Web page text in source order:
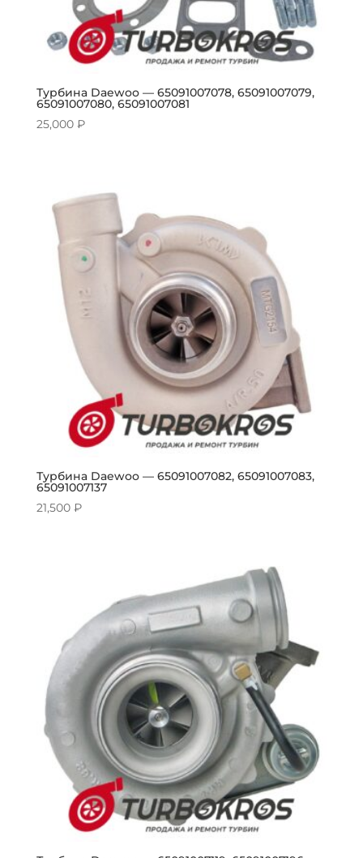
Турбина Daewoo — 65091007078, 65091007079,
65091007080, 65091007081
25,000 ₽
Турбина Daewoo — 65091007082, 65091007083,
65091007137
21,500 ₽